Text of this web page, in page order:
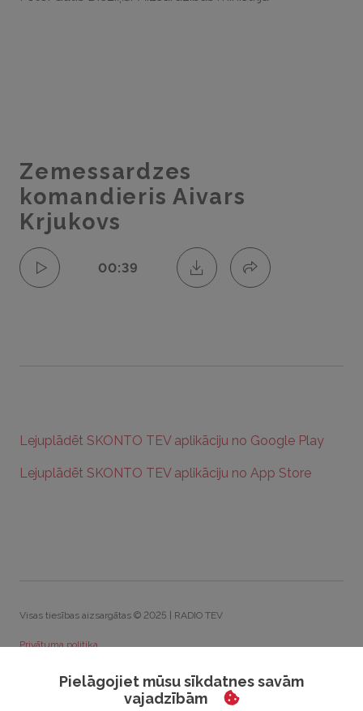
Zemessardzes
komandieris Aivars
Krjukovs
00:39
Lejuplādēt SKONTO TEV aplikāciju no Google Play
Lejuplādēt SKONTO TEV aplikāciju no App Store
Visas tiesības aizsargātas © 2025 | RADIO TEV
Privātuma politika
Sīkdatņu politikaPielāgojiet mūsu sīkdatnes savām
vajadzībām